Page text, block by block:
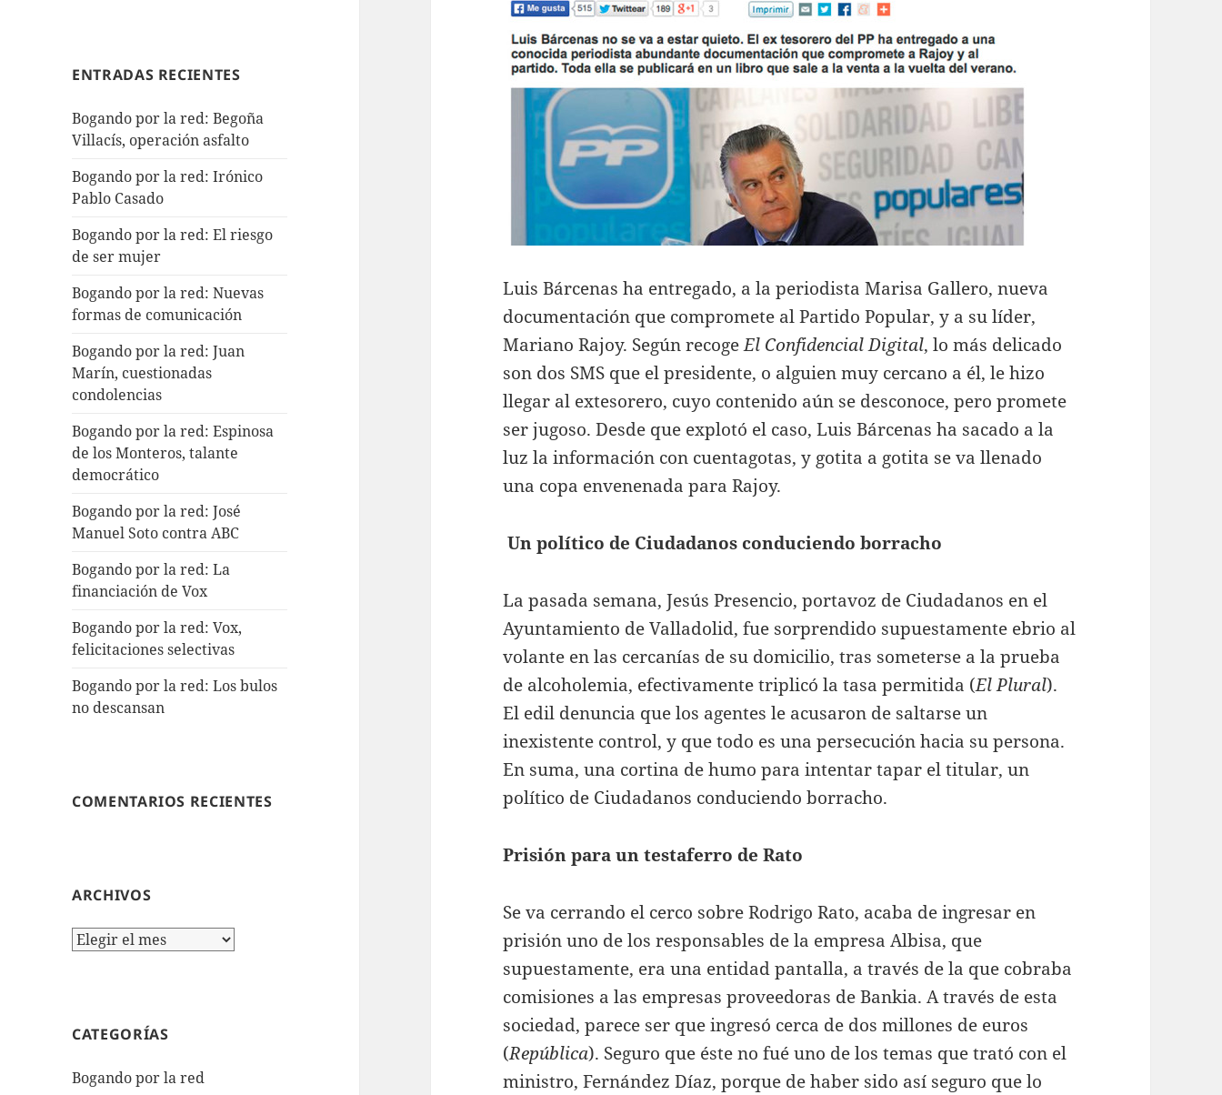
ENTRADAS RECIENTES
Bogando por la red: Begoña
Villacís, operación asfalto
Bogando por la red: Irónico
Pablo Casado
Bogando por la red: El riesgo
de ser mujer
Bogando por la red: Nuevas
formas de comunicación
Bogando por la red: Juan
Marín, cuestionadas
condolencias
Bogando por la red: Espinosa
de los Monteros, talante
democrático
Bogando por la red: José
Manuel Soto contra ABC
Bogando por la red: La
financiación de Vox
Bogando por la red: Vox,
felicitaciones selectivas
Bogando por la red: Los bulos
no descansan
COMENTARIOS RECIENTES
ARCHIVOS
Archivos
CATEGORÍAS
Bogando por la red
Luis Bárcenas ha entregado, a la periodista Marisa Gallero, nueva
documentación que compromete al Partido Popular, y a su líder,
Mariano Rajoy. Según recogeEl Confidencial Digital, lo más delicado
son dos SMS que el presidente, o alguien muy cercano a él, le hizo
llegar al extesorero, cuyo contenido aún se desconoce, pero promete
ser jugoso. Desde que explotó el caso, Luis Bárcenas ha sacado a la
luz la información con cuentagotas, y gotita a gotita se va llenado
una copa envenenada para Rajoy.
Un político de Ciudadanos conduciendo borracho
La pasada semana, Jesús Presencio, portavoz de Ciudadanos en el
Ayuntamiento de Valladolid, fue sorprendido supuestamente ebrio al
volante en las cercanías de su domicilio, tras someterse a la prueba
de alcoholemia, efectivamente triplicó la tasa permitida (El Plural).
El edil denuncia que los agentes le acusaron de saltarse un
inexistente control, y que todo es una persecución hacia su persona.
En suma, una cortina de humo para intentar tapar el titular, un
político de Ciudadanos conduciendo borracho.
Prisión para un testaferro de Rato
Se va cerrando el cerco sobre Rodrigo Rato, acaba de ingresar en
prisión uno de los responsables de la empresa Albisa, que
supuestamente, era una entidad pantalla, a través de la que cobraba
comisiones a las empresas proveedoras de Bankia. A través de esta
sociedad, parece ser que ingresó cerca de dos millones de euros
(República). Seguro que éste no fué uno de los temas que trató con el
ministro, Fernández Díaz, porque de haber sido así seguro que lo